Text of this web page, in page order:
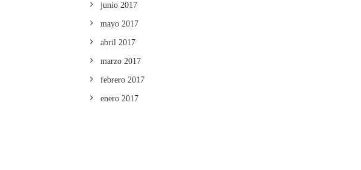
junio 2017
mayo 2017
abril 2017
marzo 2017
febrero 2017
enero 2017